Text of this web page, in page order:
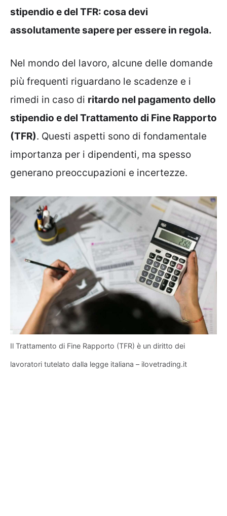
stipendio e del TFR: cosa devi
assolutamente sapere per essere in regola.
Nel mondo del lavoro, alcune delle domande
più frequenti riguardano le scadenze e i
rimedi in caso di ritardo nel pagamento dello
stipendio e del Trattamento di Fine Rapporto
(TFR). Questi aspetti sono di fondamentale
importanza per i dipendenti, ma spesso
generano preoccupazioni e incertezze.
Il Trattamento di Fine Rapporto (TFR) è un diritto dei
lavoratori tutelato dalla legge italiana – ilovetrading.it